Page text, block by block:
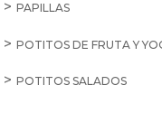
PAPILLAS
POTITOS DE FRUTA Y
POTITOS SALADOS